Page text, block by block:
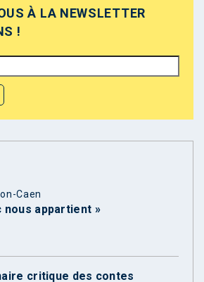
À LA NEWSLETTER
!
Caen
nous appartient »
critique des contes